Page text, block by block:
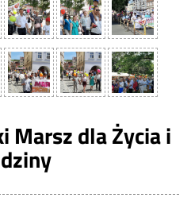
Marsz dla Życia i